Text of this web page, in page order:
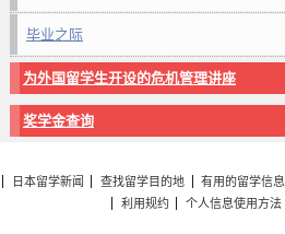
毕业之际
为外国留学生开设的危机管理讲座
奖学金查询
日本留学新闻 查找留学目的地 有用的留学信息
利用规约
个人信息使用方法